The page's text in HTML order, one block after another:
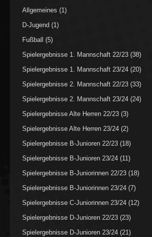
Allgemeines (1)
D-Jugend (1)
Fußball (5)
Spielergebnisse 1. Mannschaft 22/23 (38)
Spielergebnisse 1. Mannschaft 23/24 (20)
Spielergebnisse 2. Mannschaft 22/23 (33)
Spielergebnisse 2. Mannschaft 23/24 (24)
Spielergebnisse Alte Herren 22/23 (3)
Spielergebnisse Alte Herren 23/24 (2)
Spielergebnisse B-Junioren 22/23 (18)
Spielergebnisse B-Junioren 23/24 (11)
Spielergebnisse B-Juniorinnen 22/23 (18)
Spielergebnisse B-Juniorinnen 23/24 (7)
Spielergebnisse C-Juniorinnen 23/24 (12)
Spielergebnisse D-Junioren 22/23 (23)
Spielergebnisse D-Junioren 23/24 (21)